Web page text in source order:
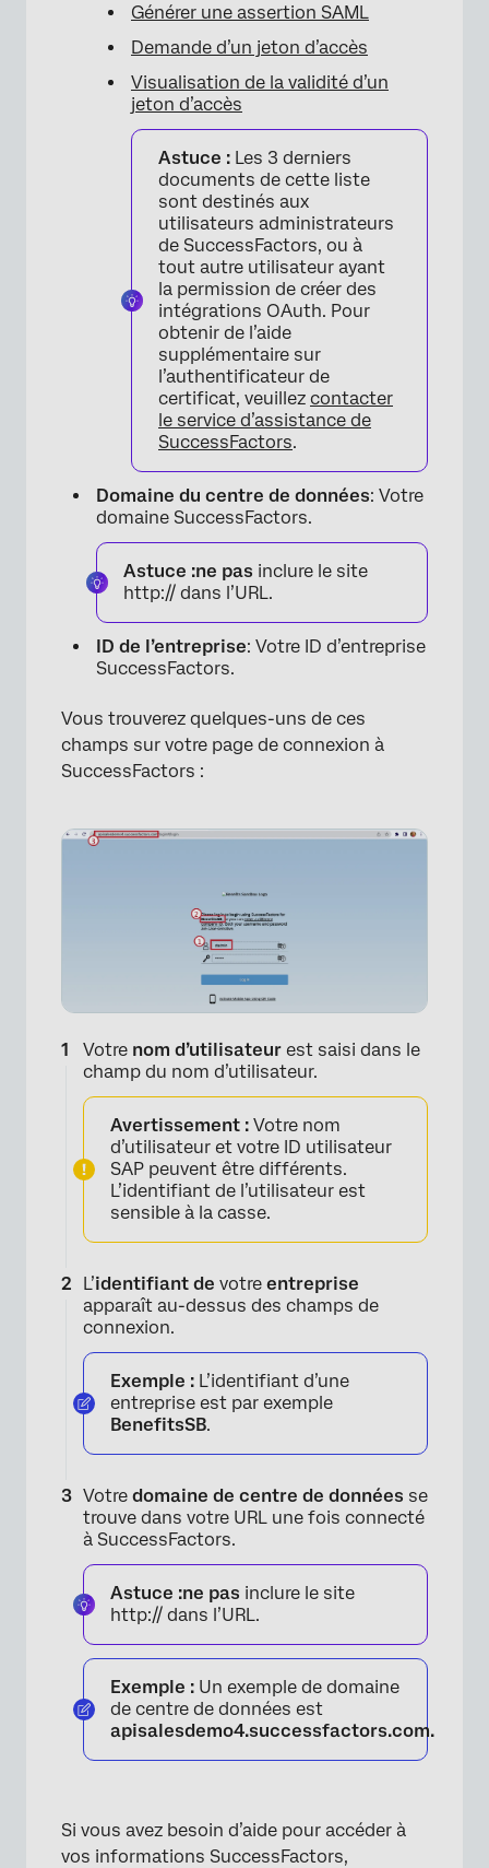
Générer une assertion SAML
Demande d’un jeton d’accès
Visualisation de la validité d’un
jeton d’accès
Astuce : Les 3 derniers
documents de cette liste
sont destinés aux
utilisateurs administrateurs
de SuccessFactors, ou à
tout autre utilisateur ayant
la permission de créer des
intégrations OAuth. Pour
obtenir de l’aide
supplémentaire sur
l’authentificateur de
certificat, veuillez contacter
le service d’assistance de
SuccessFactors.
Domaine du centre de données: Votre
domaine SuccessFactors.
Astuce :ne pas inclure le site
http:// dans l’URL.
ID de l’entreprise: Votre ID d’entreprise
SuccessFactors.
Vous trouverez quelques-uns de ces
champs sur votre page de connexion à
SuccessFactors :
×
Votre nom d’utilisateur est saisi dans le
champ du nom d’utilisateur.
Avertissement : Votre nom
d’utilisateur et votre ID utilisateur
SAP peuvent être différents.
L’identifiant de l’utilisateur est
sensible à la casse.
L’identifiant de votre entreprise
apparaît au-dessus des champs de
connexion.
Exemple : L’identifiant d’une
entreprise est par exemple
BenefitsSB.
Votre domaine de centre de données se
trouve dans votre URL une fois connecté
à SuccessFactors.
Astuce :ne pas inclure le site
http:// dans l’URL.
Exemple : Un exemple de domaine
de centre de données est
apisalesdemo4.successfactors.com.
Si vous avez besoin d’aide pour accéder à
vos informations SuccessFactors,